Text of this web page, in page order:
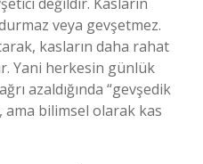
veya gevşetmez.
kasların daha rahat
Yani herkesin günlük
azaldığında “gevşedik
ama bilimsel olarak kas